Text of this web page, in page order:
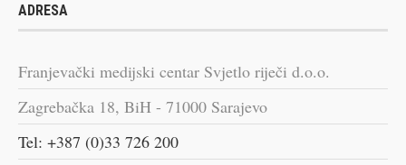
ADRESA
Franjevački medijski centar Svjetlo riječi d.o.o.
Zagrebačka 18, BiH - 71000 Sarajevo
Tel: +387 (0)33 726 200